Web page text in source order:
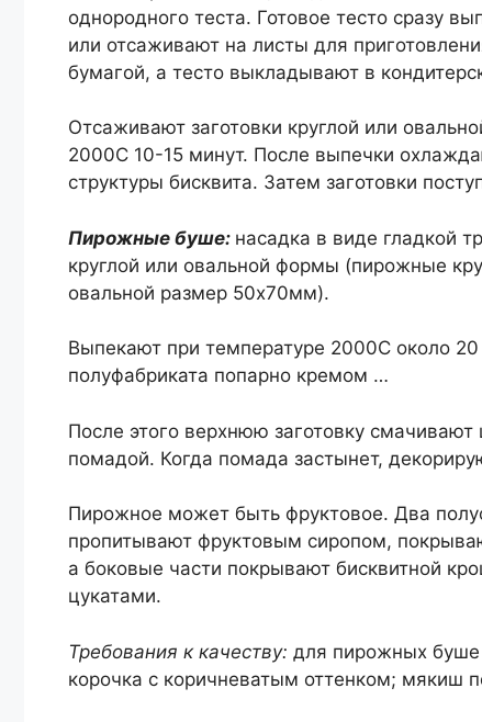
однородного теста. Готовое тесто сразу
или отсаживают на листы для
бумагой, а тесто выкладывают в
Отсаживают заготовки круглой или
2000С 10-15 минут. После выпечки
структуры бисквита. Затем заготовки
Пирожные буше: насадка в виде гладкой
круглой или овальной формы (пирожные
овальной размер 50х70мм).
Выпекают при температуре 2000С около
полуфабриката попарно кремом …
После этого верхнюю заготовку
помадой. Когда помада застынет,
Пирожное может быть фруктовое. Два
пропитывают фруктовым сиропом,
а боковые части покрывают бисквитной
цукатами.
Требования к качеству: для пирожных буше
корочка с коричневатым оттенком; мякиш